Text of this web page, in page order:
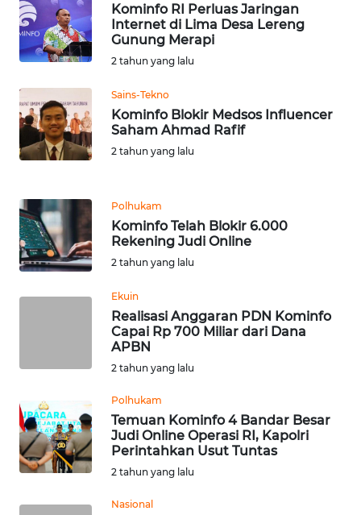
Kominfo RI Perluas Jaringan
Internet di Lima Desa Lereng
Gunung Merapi
2 tahun yang lalu
Sains-Tekno
Kominfo Blokir Medsos Influencer
Saham Ahmad Rafif
2 tahun yang lalu
Polhukam
Kominfo Telah Blokir 6.000
Rekening Judi Online
2 tahun yang lalu
Ekuin
Realisasi Anggaran PDN Kominfo
Capai Rp 700 Miliar dari Dana
APBN
2 tahun yang lalu
Polhukam
Temuan Kominfo 4 Bandar Besar
Judi Online Operasi RI, Kapolri
Perintahkan Usut Tuntas
2 tahun yang lalu
Nasional
WN
DANAU
TOBA
WN
NIAS
WN
TAPANULI
SELATAN
WN
SIMALUNGUN